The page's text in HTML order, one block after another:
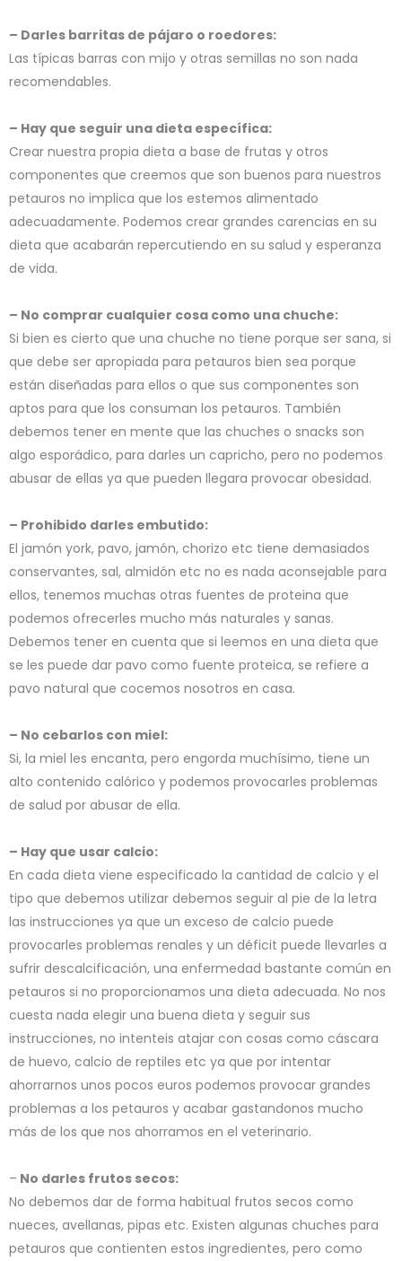
– Darles barritas de pájaro o roedores:
Las típicas barras con mijo y otras semillas no son nada
recomendables.
– Hay que seguir una dieta específica:
Crear nuestra propia dieta a base de frutas y otros
componentes que creemos que son buenos para nuestros
petauros no implica que los estemos alimentado
adecuadamente. Podemos crear grandes carencias en su
dieta que acabarán repercutiendo en su salud y esperanza
de vida.
– No comprar cualquier cosa como una chuche:
Si bien es cierto que una chuche no tiene porque ser sana, si
que debe ser apropiada para petauros bien sea porque
están diseñadas para ellos o que sus componentes son
aptos para que los consuman los petauros. También
debemos tener en mente que las chuches o snacks son
algo esporádico, para darles un capricho, pero no podemos
abusar de ellas ya que pueden llegara provocar obesidad.
– Prohibido darles embutido:
El jamón york, pavo, jamón, chorizo etc tiene demasiados
conservantes, sal, almidón etc no es nada aconsejable para
ellos, tenemos muchas otras fuentes de proteina que
podemos ofrecerles mucho más naturales y sanas.
Debemos tener en cuenta que si leemos en una dieta que
se les puede dar pavo como fuente proteica, se refiere a
pavo natural que cocemos nosotros en casa.
– No cebarlos con miel:
Si, la miel les encanta, pero engorda muchísimo, tiene un
alto contenido calórico y podemos provocarles problemas
de salud por abusar de ella.
– Hay que usar calcio:
En cada dieta viene especificado la cantidad de calcio y el
tipo que debemos utilizar debemos seguir al pie de la letra
las instrucciones ya que un exceso de calcio puede
provocarles problemas renales y un déficit puede llevarles a
sufrir descalcificación, una enfermedad bastante común en
petauros si no proporcionamos una dieta adecuada. No nos
cuesta nada elegir una buena dieta y seguir sus
instrucciones, no intenteis atajar con cosas como cáscara
de huevo, calcio de reptiles etc ya que por intentar
ahorrarnos unos pocos euros podemos provocar grandes
problemas a los petauros y acabar gastandonos mucho
más de los que nos ahorramos en el veterinario.
– No darles frutos secos:
No debemos dar de forma habitual frutos secos como
nueces, avellanas, pipas etc. Existen algunas chuches para
petauros que contienten estos ingredientes, pero como